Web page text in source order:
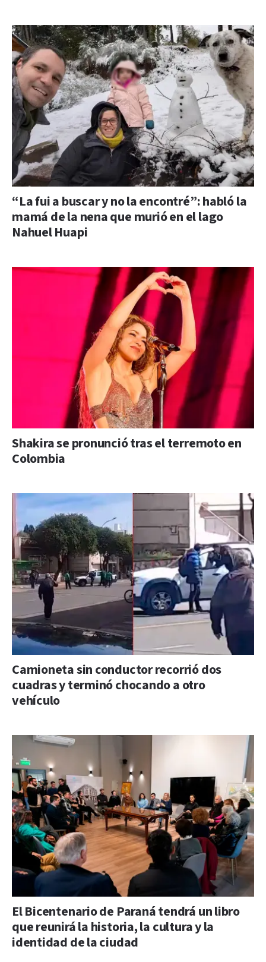
“La fui a buscar y no la encontré”: habló la
mamá de la nena que murió en el lago
Nahuel Huapi
Shakira se pronunció tras el terremoto en
Colombia
Camioneta sin conductor recorrió dos
cuadras y terminó chocando a otro
vehículo
El Bicentenario de Paraná tendrá un libro
que reunirá la historia, la cultura y la
identidad de la ciudad